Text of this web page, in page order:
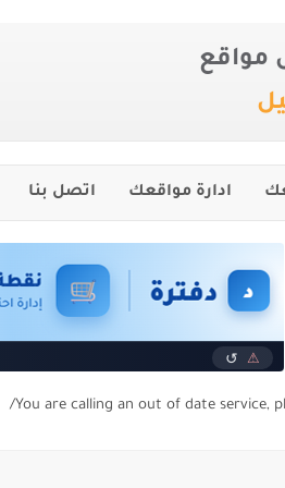
مواقع
ادارة مواقعك اتصل بنا
You are calling an out of date service,